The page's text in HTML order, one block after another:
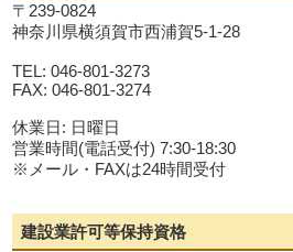
〒239-0824
神奈川県横須賀市西浦賀5-1-28
TEL: 046-801-3273
FAX: 046-801-3274
休業日: 日曜日
営業時間(電話受付) 7:30-18:30
※メール・FAXは24時間受付
建設業許可等保持資格